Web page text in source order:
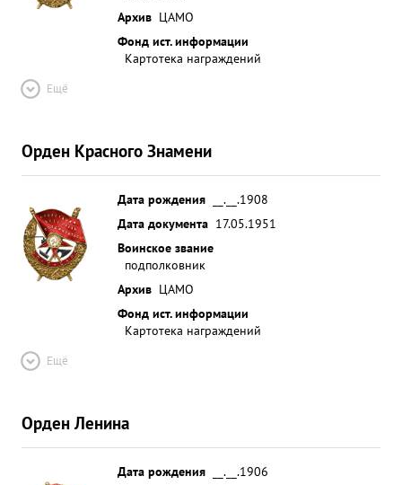
Архив ЦАМО
Фонд ист. информации
Картотека награждений
Ещё
Орден Красного Знамени
Дата рождения
__.__.1908
Дата документа 17.05.1951
Воинское звание
подполковник
Архив ЦАМО
Фонд ист. информации
Картотека награждений
Ещё
Орден Ленина
Дата рождения
__.__.1906